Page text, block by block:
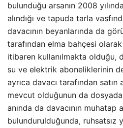
bulunduğu arsanın 2008
alındığı ve tapuda tarla
davacının beyanlarında da
tarafından elma bahçesi
itibaren kullanılmakta olduğu,
su ve elektrik aboneliklerinin
ayrıca davacı tarafından satın
mevcut olduğunun da
anında da davacının muhatap
bulundurulduğunda, ruhsatsız